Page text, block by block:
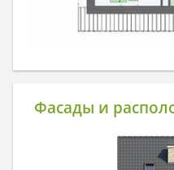
Фасады и